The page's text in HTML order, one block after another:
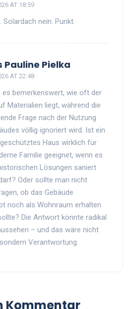
AT 18:59
Solardach nein. Punkt.
Pauline Pielka
AT 22:48
es bemerkenswert, wie oft der
Materialien liegt, während die
Frage nach der Nutzung
völlig ignoriert wird. Ist ein
Haus wirklich für
Familie geeignet, wenn es
Lösungen saniert
Oder sollte man nicht
ob das Gebäude
noch als Wohnraum erhalten
Die Antwort könnte radikal
– und das wäre nicht
Verantwortung.
Kommentar